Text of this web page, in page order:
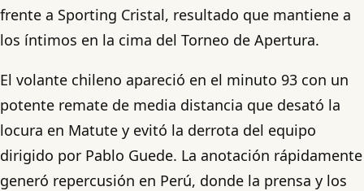
frente a Sporting Cristal, resultado que mantiene a
los íntimos en la cima del Torneo de Apertura.
El volante chileno apareció en el minuto 93 con un
potente remate de media distancia que desató la
locura en Matute y evitó la derrota del equipo
dirigido por Pablo Guede. La anotación rápidamente
generó repercusión en Perú, donde la prensa y los